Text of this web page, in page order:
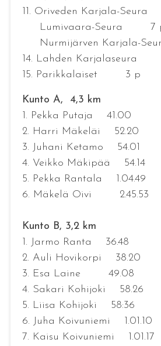
11. Oriveden Karjala-
Lumivaara-Seura 7
Nurmijärven Karjala-
14. Lahden
15. Parikkalaiset 3 p
Kunto A, 4,3 km
1. Pekka Putaja 41.00
2. Harri Mäkeläi 52.20
3. Juhani Ketamo 54.01
4. Veikko Mäkipää 54.14
5. Pekka Rantala 1.04.49
6. Mäkelä Oivi 2.45.53
Kunto B, 3,2 km
1. Jarmo Ranta 36.48
2. Auli Hovikorpi 38.20
3. Esa Laine 49.08
4. Sakari Kohijoki 58.26
5. Liisa Kohijoki 58:36
6. Juha Koivuniemi 1.01.10
7. Kaisu Koivuniemi 1.01.17